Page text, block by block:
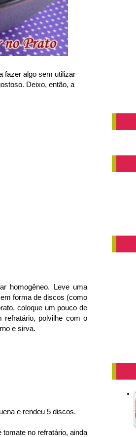
fazer algo sem utilizar
Deixo, então, a
homogêneo. Leve uma
forma de discos (como
coloque um pouco de
polvilhe com o
e sirva.
e rendeu 5 discos.
no refratário, ainda